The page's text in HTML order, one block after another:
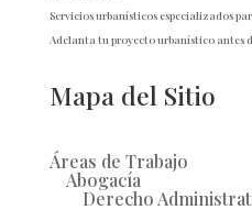
Servicios urbanísticos especializados
Adelanta tu proyecto urbanístico antes
Mapa del Sitio
Áreas de Trabajo
Abogacía
Derecho